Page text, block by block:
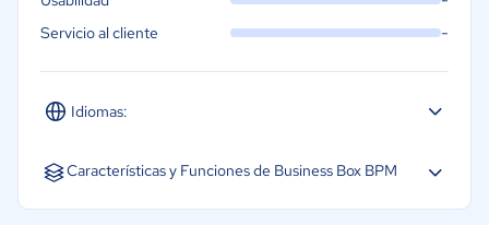
Idiomas:
Español
Servicio al cliente -
Características y Funciones de Business Box BPM